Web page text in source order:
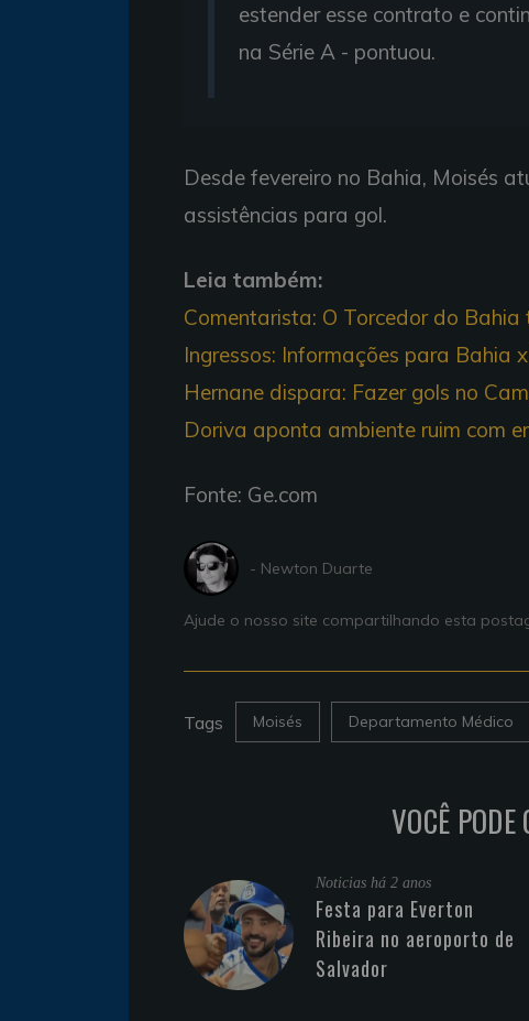
estender esse contrato e
na Série A - pontuou.
Desde fevereiro no Bahia, Moisés
assistências para gol.
Leia também:
Comentarista: O Torcedor do
Ingressos: Informações para Bahia
Hernane dispara: Fazer gols no
Doriva aponta ambiente ruim com
Fonte: Ge.com
- Newton Duarte
Ajude o nosso site compartilhando esta
Tags Moisés Departamento Médico
VOCÊ
Noticias há 2 anos
Festa para Everton
Ribeira no aeroporto de
Salvador